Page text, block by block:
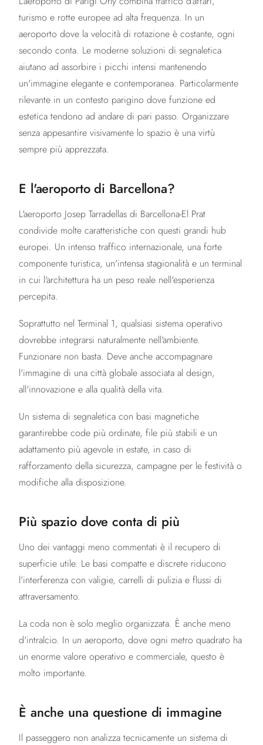
turismo e rotte europee ad alta frequenza. In un
aeroporto dove la velocità di rotazione è costante, ogni
secondo conta. Le moderne soluzioni di segnaletica
aiutano ad assorbire i picchi intensi mantenendo
un'immagine elegante e contemporanea. Particolarmente
rilevante in un contesto parigino dove funzione ed
estetica tendono ad andare di pari passo. Organizzare
senza appesantire visivamente lo spazio è una virtù
sempre più apprezzata.
E l'aeroporto di Barcellona?
L'aeroporto Josep Tarradellas di Barcellona-El Prat
condivide molte caratteristiche con questi grandi hub
europei. Un intenso traffico internazionale, una forte
componente turistica, un'intensa stagionalità e un terminal
in cui l'architettura ha un peso reale nell'esperienza
percepita.
Soprattutto nel Terminal 1, qualsiasi sistema operativo
dovrebbe integrarsi naturalmente nell'ambiente.
Funzionare non basta. Deve anche accompagnare
l'immagine di una città globale associata al design,
all'innovazione e alla qualità della vita.
Un sistema di segnaletica con basi magnetiche
garantirebbe code più ordinate, file più stabili e un
adattamento più agevole in estate, in caso di
rafforzamento della sicurezza, campagne per le festività o
modifiche alla disposizione.
Più spazio dove conta di più
Uno dei vantaggi meno commentati è il recupero di
superficie utile. Le basi compatte e discrete riducono
l'interferenza con valigie, carrelli di pulizia e flussi di
attraversamento.
La coda non è solo meglio organizzata. È anche meno
d'intralcio. In un aeroporto, dove ogni metro quadrato ha
un enorme valore operativo e commerciale, questo è
molto importante.
È anche una questione di immagine
Il passeggero non analizza tecnicamente un sistema di